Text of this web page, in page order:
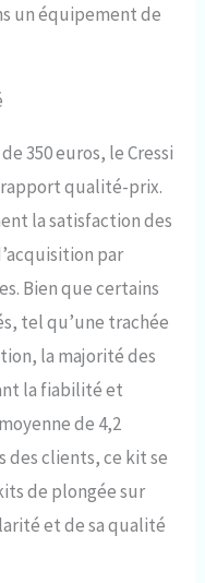
un équipement de
350 euros, le Cressi
rapport qualité-prix.
la satisfaction des
par
Bien que certains
tel qu’une trachée
la majorité des
la fiabilité et
de 4,2
des clients, ce kit se
de plongée sur
et de sa qualité